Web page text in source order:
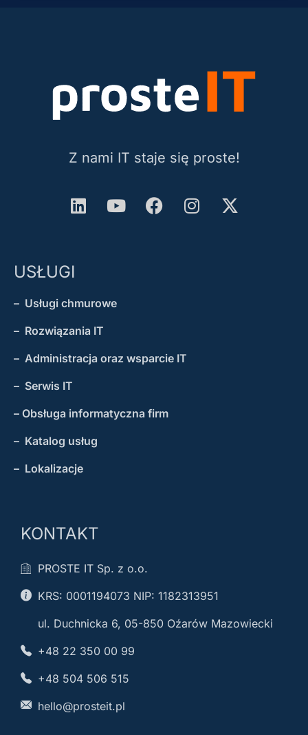
Z nami IT staje się proste!
USŁUGI
– Usługi chmurowe
– Rozwiązania IT
– Administracja oraz wsparcie IT
– Serwis IT
– Obsługa informatyczna firm
– Katalog usług
– Lokalizacje
KONTAKT
PROSTE IT Sp. z o.o.
KRS: 0001194073 NIP: 1182313951
ul. Duchnicka 6, 05-850 Oźarów Mazowiecki
+48 22 350 00 99
+48 504 506 515
hello@prosteit.pl